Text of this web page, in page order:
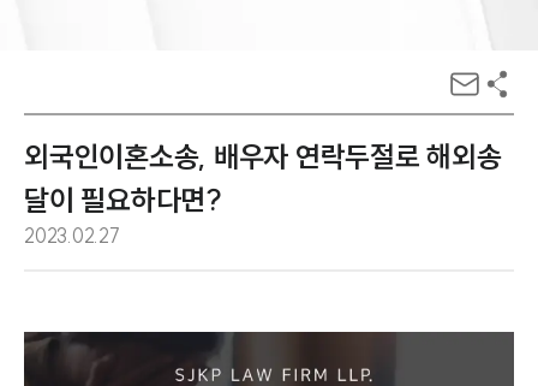
외국인이혼소송, 배우자 연락두절로 해외송
달이 필요하다면?
2023.02.27